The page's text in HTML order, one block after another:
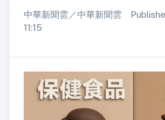
中華新聞雲／中華新聞雲
11:15